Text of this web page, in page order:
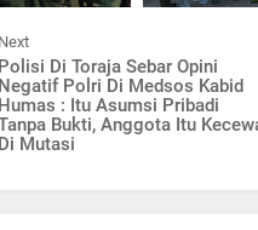
Next
Polisi Di Toraja Sebar Opini
Negatif Polri Di Medsos Kabid
Humas : Itu Asumsi Pribadi
Bukti, Anggota Itu
Di Mutasi